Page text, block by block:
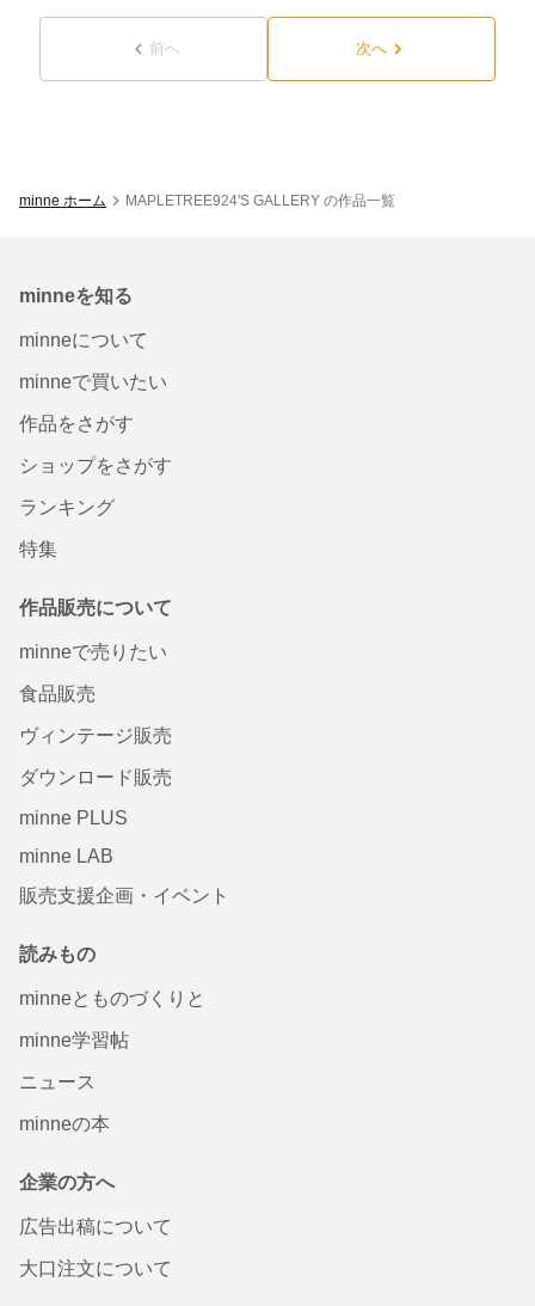
前へ 次へ
minne ホーム MAPLETREE924'S GALLERY の作品一覧
minneを知る
minneについて
minneで買いたい
作品をさがす
ショップをさがす
ランキング
特集
作品販売について
minneで売りたい
食品販売
ヴィンテージ販売
ダウンロード販売
minne PLUS
minne LAB
販売支援企画・イベント
読みもの
minneとものづくりと
minne学習帖
ニュース
minneの本
企業の方へ
広告出稿について
大口注文について